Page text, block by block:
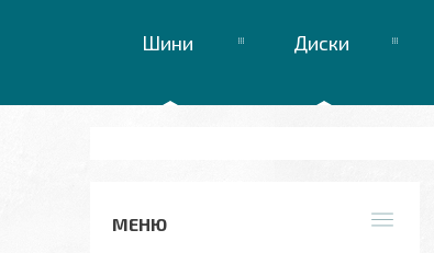
Шини Диски